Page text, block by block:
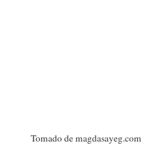
Tomado de magdasayeg.com